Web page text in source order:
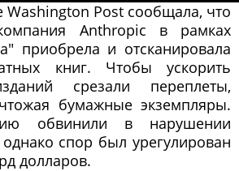
Washington Post сообщала, что
Anthropic в рамках
приобрела и отсканировала
книг. Чтобы ускорить
срезали переплеты,
бумажные экземпляры.
обвинили в нарушении
спор был урегулирован
долларов.